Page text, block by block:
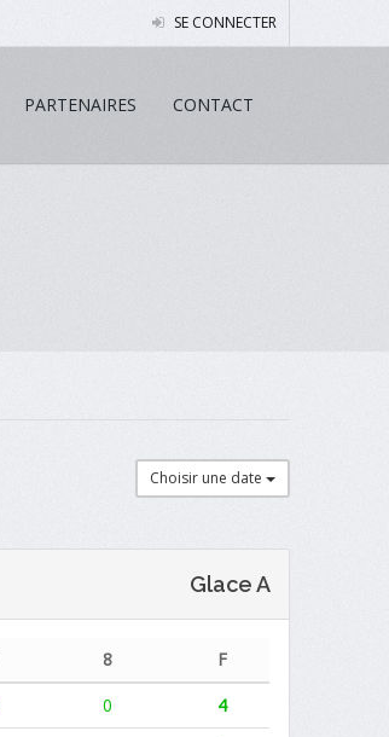
SE CONNECTER
PARTENAIRES CONTACT
Choisir une date
Glace A
8
F
0
4